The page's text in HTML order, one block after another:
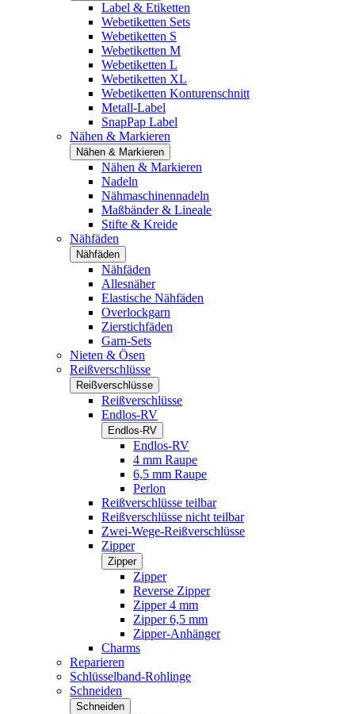
Label & Etiketten
Webetiketten Sets
Webetiketten S
Webetiketten M
Webetiketten L
Webetiketten XL
Webetiketten Konturenschnitt
Metall-Label
SnapPap Label
Nähen & Markieren
Nähen & Markieren
Nähen & Markieren
Nadeln
Nähmaschinennadeln
Maßbänder & Lineale
Stifte & Kreide
Nähfäden
Nähfäden
Nähfäden
Allesnäher
Elastische Nähfäden
Overlockgarn
Zierstichfäden
Garn-Sets
Nieten & Ösen
Reißverschlüsse
Reißverschlüsse
Reißverschlüsse
Endlos-RV
Endlos-RV
Endlos-RV
4 mm Raupe
6,5 mm Raupe
Perlon
Reißverschlüsse teilbar
Reißverschlüsse nicht teilbar
Zwei-Wege-Reißverschlüsse
Zipper
Zipper
Zipper
Reverse Zipper
Zipper 4 mm
Zipper 6,5 mm
Zipper-Anhänger
Charms
Reparieren
Schlüsselband-Rohlinge
Schneiden
Schneiden